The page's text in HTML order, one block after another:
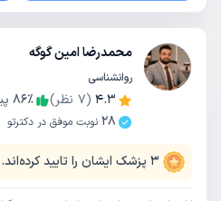
محمدرضا امین گوگه
روانشناسی
4.3
(
7 نظر) 86٪
28 نوبت موفق در دکترتو
3 پزشک ایشان را تایید کرده‌اند.